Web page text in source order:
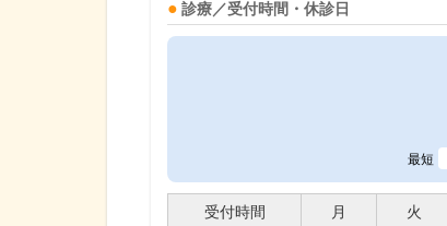
診療／受付時間・休診日
最短
受付時間 月 火